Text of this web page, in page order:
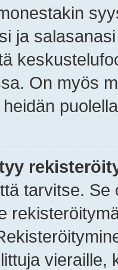
ja
On myös
tarvitse.
vieraille,